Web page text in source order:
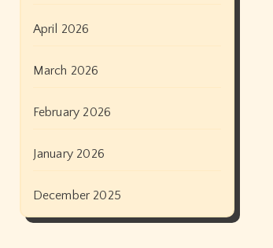
April 2026
March 2026
February 2026
January 2026
December 2025